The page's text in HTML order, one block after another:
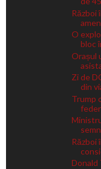
Război
O
bloc
Orașul
Zi de
din
Trump
Război
Donald